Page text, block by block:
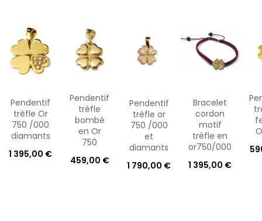
Pendentif
trèfle Or
750 /000
diamants
1 395,00 €
Pendentif
trèfle
bombé
en Or
750
459,00 €
Pendentif
trèfle or
750 /000
et
diamants
1 790,00 €
Bracelet
cordon
motif
trèfle en
or750/000
1 395,00 €